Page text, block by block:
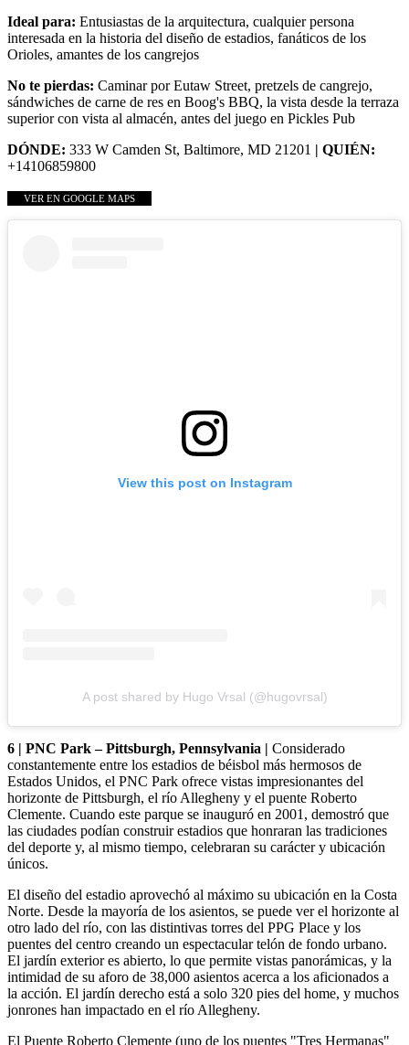
Ideal para: Entusiastas de la arquitectura, cualquier persona
interesada en la historia del diseño de estadios, fanáticos de los
Orioles, amantes de los cangrejos
No te pierdas: Caminar por Eutaw Street, pretzels de cangrejo,
sándwiches de carne de res en Boog's BBQ, la vista desde la terraza
superior con vista al almacén, antes del juego en Pickles Pub
DÓNDE: 333 W Camden St, Baltimore, MD 21201 | QUIÉN:
+14106859800
VER EN GOOGLE MAPS
View this post on Instagram
A post shared by Hugo Vrsal (@hugovrsal)
6 | PNC Park – Pittsburgh, Pennsylvania | Considerado
constantemente entre los estadios de béisbol más hermosos de
Estados Unidos, el PNC Park ofrece vistas impresionantes del
horizonte de Pittsburgh, el río Allegheny y el puente Roberto
Clemente. Cuando este parque se inauguró en 2001, demostró que
las ciudades podían construir estadios que honraran las tradiciones
del deporte y, al mismo tiempo, celebraran su carácter y ubicación
únicos.
El diseño del estadio aprovechó al máximo su ubicación en la Costa
Norte. Desde la mayoría de los asientos, se puede ver el horizonte al
otro lado del río, con las distintivas torres del PPG Place y los
puentes del centro creando un espectacular telón de fondo urbano.
El jardín exterior es abierto, lo que permite vistas panorámicas, y la
intimidad de su aforo de 38,000 asientos acerca a los aficionados a
la acción. El jardín derecho está a solo 320 pies del home, y muchos
jonrones han impactado en el río Allegheny.
El Puente Roberto Clemente (uno de los puentes "Tres Hermanas"